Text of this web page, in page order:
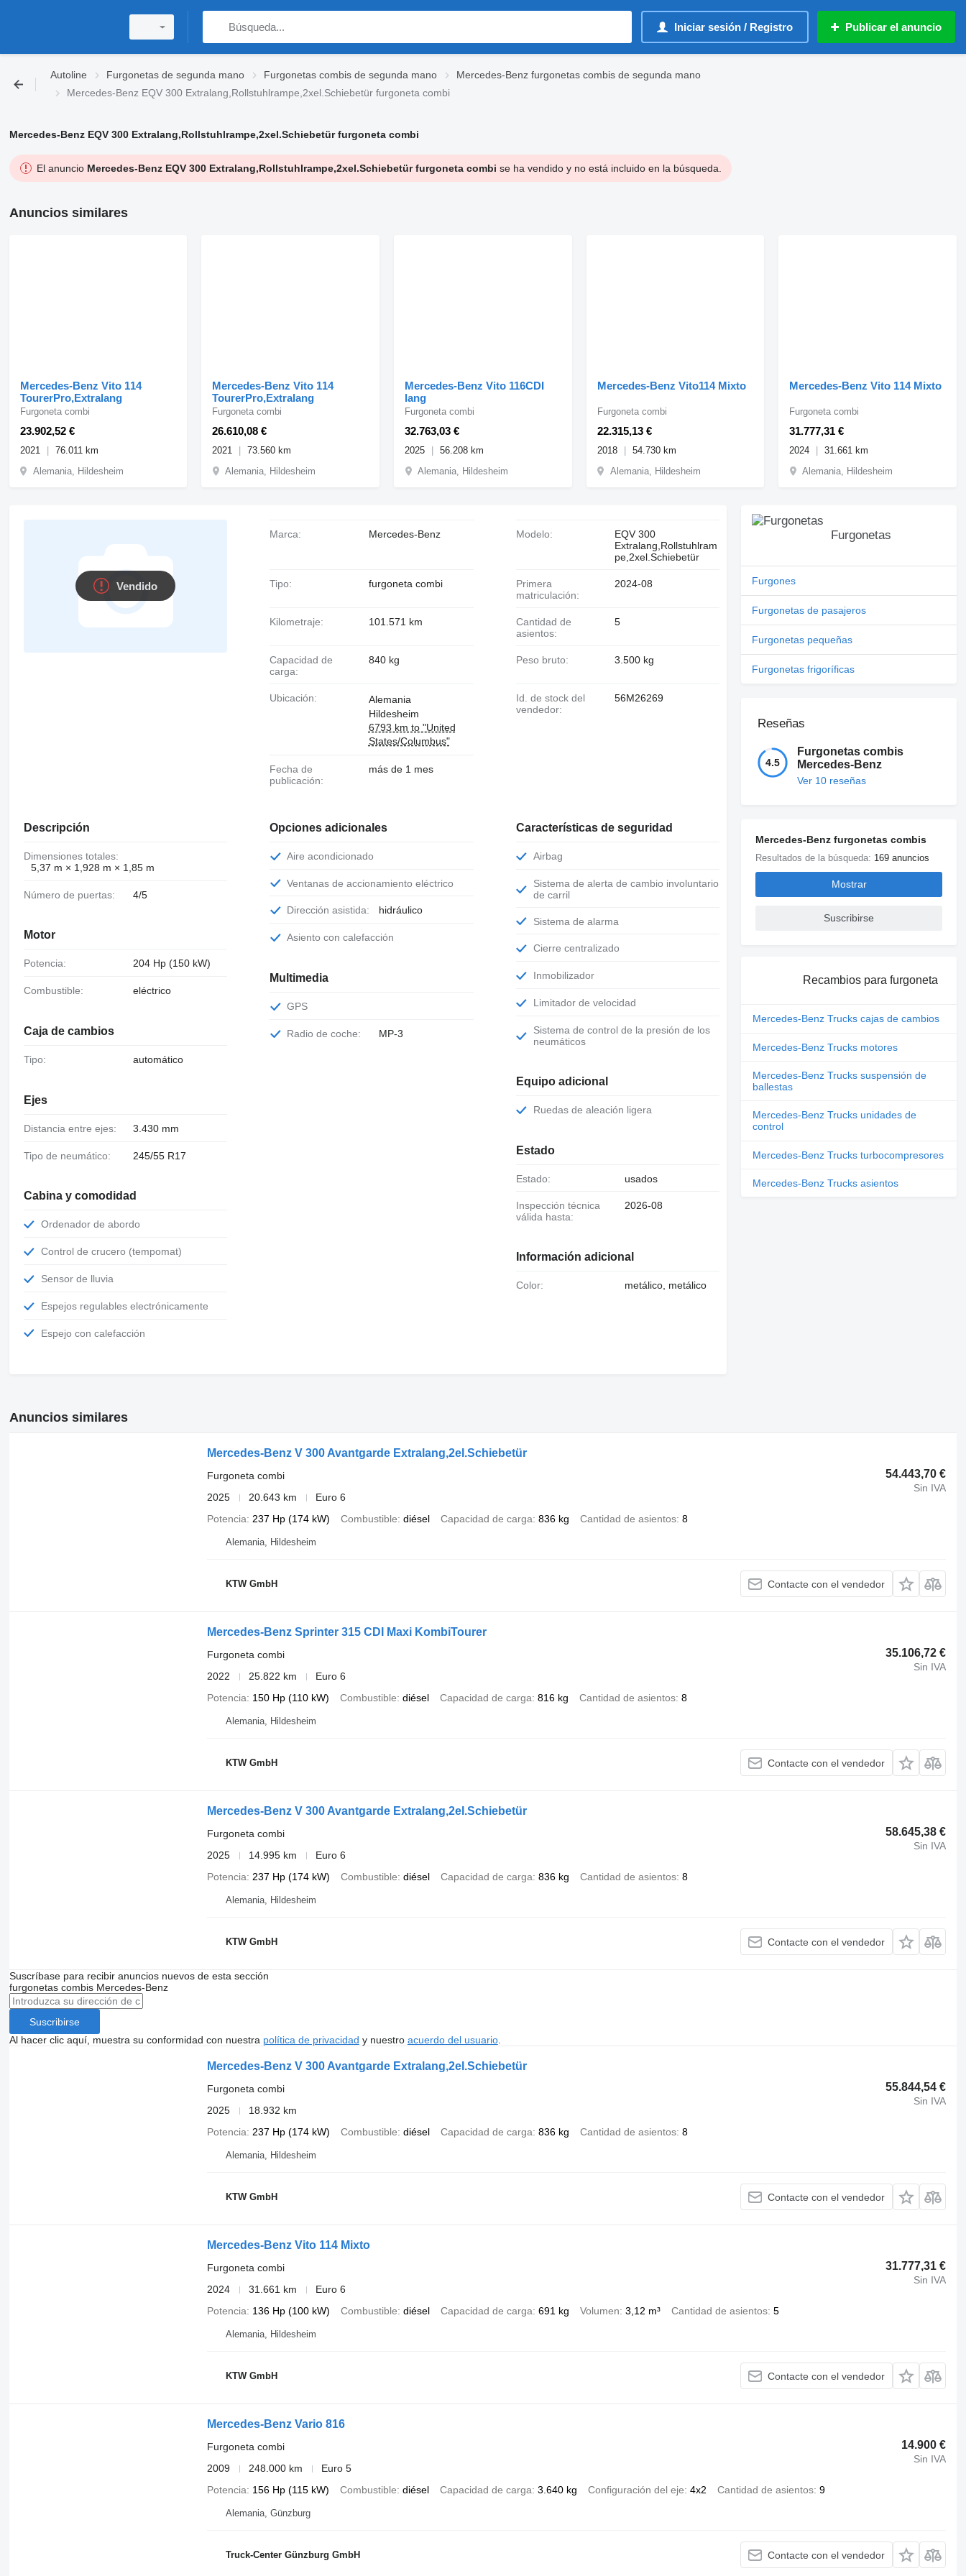
Iniciar sesión / Registro Publicar el anuncio
Autoline Furgonetas de segunda mano Furgonetas combis de segunda mano
Mercedes-Benz furgonetas combis de segunda mano
Mercedes-Benz EQV 300 Extralang,Rollstuhlrampe,2xel.Schiebetür furgoneta combi
Mercedes-Benz EQV 300 Extralang,Rollstuhlrampe,2xel.Schiebetür furgoneta combi
El anuncio Mercedes-Benz EQV 300 Extralang,Rollstuhlrampe,2xel.Schiebetür furgoneta combi se ha vendido y no está incluido en la búsqueda.
Anuncios similares
Mercedes-Benz Vito 114
TourerPro,Extralang
23.902,52 €
Furgoneta combi
2021
76.011 km
Alemania, Hildesheim
Mercedes-Benz Vito 114
TourerPro,Extralang
26.610,08 €
Furgoneta combi
2021
73.560 km
Alemania, Hildesheim
Mercedes-Benz Vito 116CDI
lang
32.763,03 €
Furgoneta combi
2025
56.208 km
Alemania, Hildesheim
Mercedes-Benz Vito114 Mixto
22.315,13 €
Furgoneta combi
2018
54.730 km
Alemania, Hildesheim
Mercedes-Benz Vito 114 Mixto
31.777,31 €
Furgoneta combi
2024
31.661 km
Alemania, Hildesheim
Vendido
Marca: Mercedes-Benz Modelo:
EQV 300
Extralang,Rollstuhlram
pe,2xel.Schiebetür
Tipo: furgoneta combi
Primera
matriculación:
2024-08
Kilometraje: 101.571 km
Cantidad de
asientos:
5
Capacidad de
carga:
840 kg Peso bruto: 3.500 kg
Ubicación:
Alemania
Hildesheim
6793 km to "United
States/Columbus"
Id. de stock del
vendedor:
56M26269
Fecha de
publicación:
más de 1 mes
Descripción
Dimensiones totales:
5,37 m × 1,928 m × 1,85 m
Número de puertas: 4/5
Motor
Potencia: 204 Hp (150 kW)
Combustible: eléctrico
Caja de cambios
Tipo: automático
Ejes
Distancia entre ejes: 3.430 mm
Tipo de neumático: 245/55 R17
Cabina y comodidad
Ordenador de abordo
Control de crucero (tempomat)
Sensor de lluvia
Espejos regulables electrónicamente
Espejo con calefacción
Opciones adicionales
Aire acondicionado
Ventanas de accionamiento eléctrico
Dirección asistida: hidráulico
Asiento con calefacción
Multimedia
GPS
Radio de coche: MP-3
Características de seguridad
Airbag
Sistema de alerta de cambio involuntario
de carril
Sistema de alarma
Cierre centralizado
Inmobilizador
Limitador de velocidad
Sistema de control de la presión de los
neumáticos
Equipo adicional
Ruedas de aleación ligera
Estado
Estado: usados
Inspección técnica
válida hasta:
2026-08
Información adicional
Color: metálico, metálico
Furgonetas
Furgones
Furgonetas de pasajeros
Furgonetas pequeñas
Furgonetas frigoríficas
Reseñas
4.5
Furgonetas combis
Mercedes-Benz
Ver 10 reseñas
Mercedes-Benz furgonetas combis
Resultados de la búsqueda: 169 anuncios
Mostrar
Suscribirse
Recambios para furgoneta
Mercedes-Benz Trucks cajas de cambios
Mercedes-Benz Trucks motores
Mercedes-Benz Trucks suspensión de
ballestas
Mercedes-Benz Trucks unidades de
control
Mercedes-Benz Trucks turbocompresores
Mercedes-Benz Trucks asientos
Anuncios similares
Mercedes-Benz V 300 Avantgarde Extralang,2el.Schiebetür
54.443,70 €
Sin IVA
Furgoneta combi
2025
20.643 km
Euro 6
Potencia 237 Hp (174 kW) Combustible diésel Capacidad de carga 836 kg Cantidad de asientos 8
Alemania, Hildesheim
KTW GmbH Contacte con el vendedor
Mercedes-Benz Sprinter 315 CDI Maxi KombiTourer
35.106,72 €
Sin IVA
Furgoneta combi
2022
25.822 km
Euro 6
Potencia 150 Hp (110 kW) Combustible diésel Capacidad de carga 816 kg Cantidad de asientos 8
Alemania, Hildesheim
KTW GmbH Contacte con el vendedor
Mercedes-Benz V 300 Avantgarde Extralang,2el.Schiebetür
58.645,38 €
Sin IVA
Furgoneta combi
2025
14.995 km
Euro 6
Potencia 237 Hp (174 kW) Combustible diésel Capacidad de carga 836 kg Cantidad de asientos 8
Alemania, Hildesheim
KTW GmbH Contacte con el vendedor
Suscríbase para recibir anuncios nuevos de esta sección
furgonetas combis Mercedes-Benz
Suscribirse
Al hacer clic aquí, muestra su conformidad con nuestra política de privacidad y nuestro acuerdo del usuario.
Mercedes-Benz V 300 Avantgarde Extralang,2el.Schiebetür
55.844,54 €
Sin IVA
Furgoneta combi
2025
18.932 km
Potencia 237 Hp (174 kW) Combustible diésel Capacidad de carga 836 kg Cantidad de asientos 8
Alemania, Hildesheim
KTW GmbH Contacte con el vendedor
Mercedes-Benz Vito 114 Mixto
31.777,31 €
Sin IVA
Furgoneta combi
2024
31.661 km
Euro 6
Potencia 136 Hp (100 kW) Combustible diésel Capacidad de carga 691 kg Volumen 3,12 m³ Cantidad de asientos 5
Alemania, Hildesheim
KTW GmbH Contacte con el vendedor
Mercedes-Benz Vario 816
14.900 €
Sin IVA
Furgoneta combi
2009
248.000 km
Euro 5
Potencia 156 Hp (115 kW) Combustible diésel Capacidad de carga 3.640 kg Configuración del eje 4x2 Cantidad de asientos 9
Alemania, Günzburg
Truck-Center Günzburg GmbH Contacte con el vendedor